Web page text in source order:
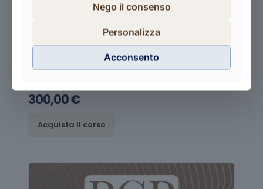
300,00€
Acquista il corso
Nego il consenso
Personalizza
Acconsento